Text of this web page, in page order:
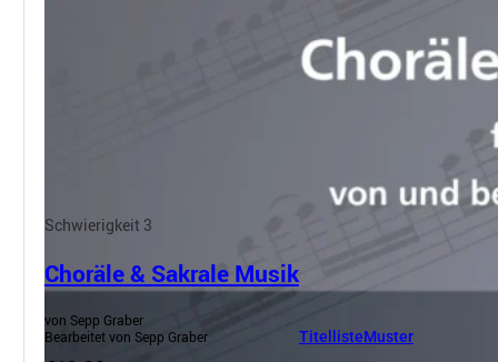
Schwierigkeit 3
Choräle & Sakrale Musik
von Sepp Graber
Bearbeitet von Sepp Graber
TitellisteMuster